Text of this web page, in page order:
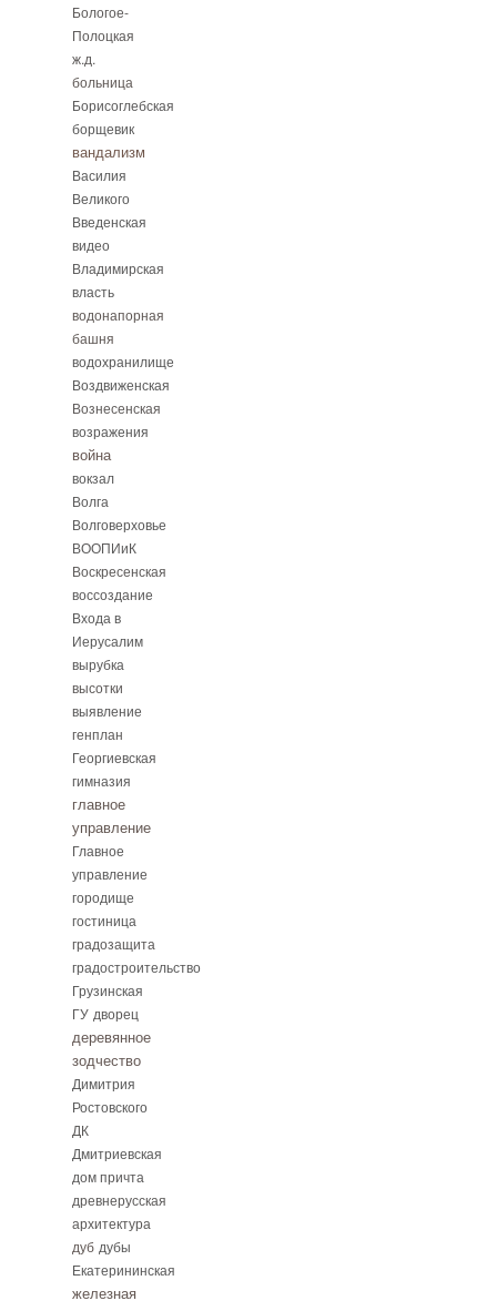
Бологое-
Полоцкая
ж.д.
больница
Борисоглебская
борщевик
вандализм
Василия
Великого
Введенская
видео
Владимирская
власть
водонапорная
башня
водохранилище
Воздвиженская
Вознесенская
возражения
война
вокзал
Волга
Волговерховье
ВООПИиК
Воскресенская
воссоздание
Входа в
Иерусалим
вырубка
высотки
выявление
генплан
Георгиевская
гимназия
главное
управление
Главное
управление
городище
гостиница
градозащита
градостроительство
Грузинская
ГУ дворец
деревянное
зодчество
Димитрия
Ростовского
ДК
Дмитриевская
дом причта
древнерусская
архитектура
дуб дубы
Екатерининская
железная